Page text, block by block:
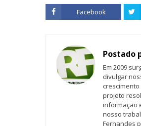
Facebook
Postado
Em 2009
divulgar
projeto
informação
nosso
Fernandes